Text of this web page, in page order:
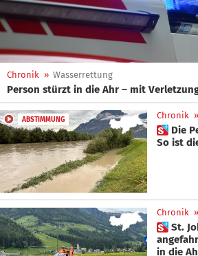
Chronik » Wasserrettung
Person stürzt in die Ahr – mit
ABSTIMMUNG Chronik »
 Die Pegelstände der Flüsse:
So ist
Chronik »
 St. Johann: Kind
in die